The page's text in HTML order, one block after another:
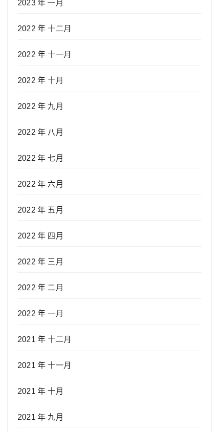
2023 年 一月
2022 年 十二月
2022 年 十一月
2022 年 十月
2022 年 九月
2022 年 八月
2022 年 七月
2022 年 六月
2022 年 五月
2022 年 四月
2022 年 三月
2022 年 二月
2022 年 一月
2021 年 十二月
2021 年 十一月
2021 年 十月
2021 年 九月